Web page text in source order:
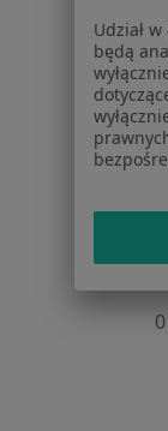
Kontakt
Udział
będą